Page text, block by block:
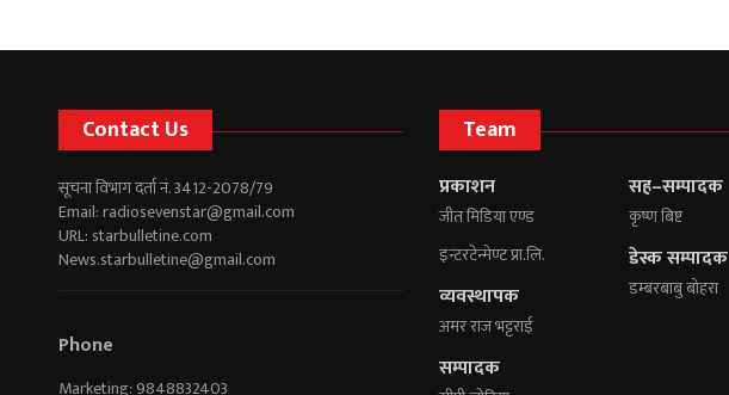
Contact Us
सूचना विभाग दर्ता नं. 3412-2078/79
Email:radiosevenstar@gmail.com
URL: starbulletine.com
News.starbulletine@gmail.com
Phone
Marketing: 9848832403
Team
प्रकाशन
जीत मिडिया एण्ड
इन्टरटेन्मेण्ट प्रा.लि.
व्यवस्थापक
अमर राज भट्टराई
सम्पादक
सह–सम्पादक
कृष्ण बिष्ट
डेस्क सम्पादक
डम्बरबाबु बोहरा